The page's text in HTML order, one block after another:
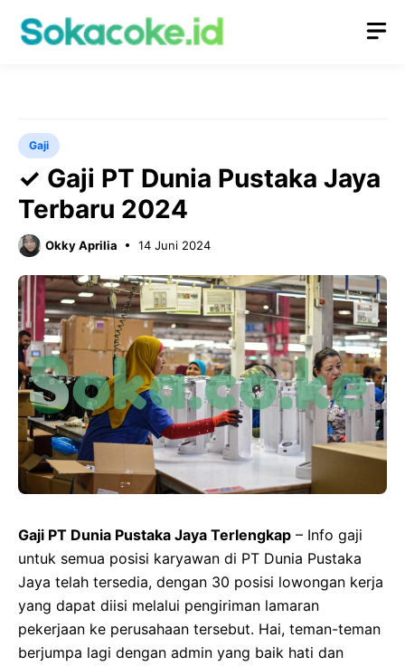
Gaji
✓ Gaji PT Dunia Pustaka Jaya
Terbaru 2024
Okky Aprilia 14 Juni 2024
Gaji PT Dunia Pustaka Jaya Terlengkap – Info gaji
untuk semua posisi karyawan di PT Dunia Pustaka
Jaya telah tersedia, dengan 30 posisi lowongan kerja
yang dapat diisi melalui pengiriman lamaran
pekerjaan ke perusahaan tersebut. Hai, teman-teman
berjumpa lagi dengan admin yang baik hati dan